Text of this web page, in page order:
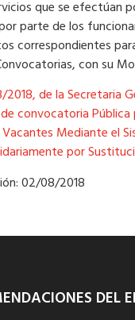
que se efectúan
parte de los
correspondientes
con su
de la Secretaria
convocatoria Pública
Mediante el
por
02/08/2018
DEL